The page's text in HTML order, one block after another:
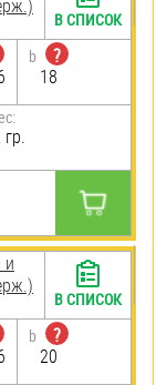
b
?
18
В СПИСОК
и
b
?
20
В СПИСОК